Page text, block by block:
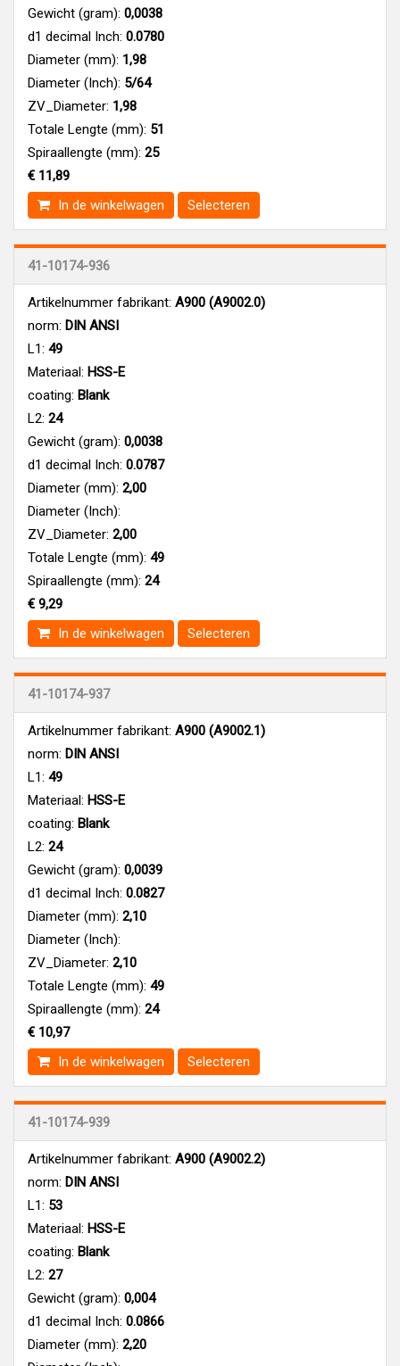
Gewicht (gram): 0,0038
d1 decimal Inch: 0.0780
Diameter (mm): 1,98
Diameter (Inch): 5/64
ZV_Diameter: 1,98
Totale Lengte (mm): 51
Spiraallengte (mm): 25
€ 11,89
In de winkelwagen
Selecteren
41-10174-936
Artikelnummer fabrikant: A900 (A9002.0)
norm: DIN ANSI
L1: 49
Materiaal: HSS-E
coating: Blank
L2: 24
Gewicht (gram): 0,0038
d1 decimal Inch: 0.0787
Diameter (mm): 2,00
Diameter (Inch):
ZV_Diameter: 2,00
Totale Lengte (mm): 49
Spiraallengte (mm): 24
€ 9,29
In de winkelwagen
Selecteren
41-10174-937
Artikelnummer fabrikant: A900 (A9002.1)
norm: DIN ANSI
L1: 49
Materiaal: HSS-E
coating: Blank
L2: 24
Gewicht (gram): 0,0039
d1 decimal Inch: 0.0827
Diameter (mm): 2,10
Diameter (Inch):
ZV_Diameter: 2,10
Totale Lengte (mm): 49
Spiraallengte (mm): 24
€ 10,97
In de winkelwagen
Selecteren
41-10174-939
Artikelnummer fabrikant: A900 (A9002.2)
norm: DIN ANSI
L1: 53
Materiaal: HSS-E
coating: Blank
L2: 27
Gewicht (gram): 0,004
d1 decimal Inch: 0.0866
Diameter (mm): 2,20